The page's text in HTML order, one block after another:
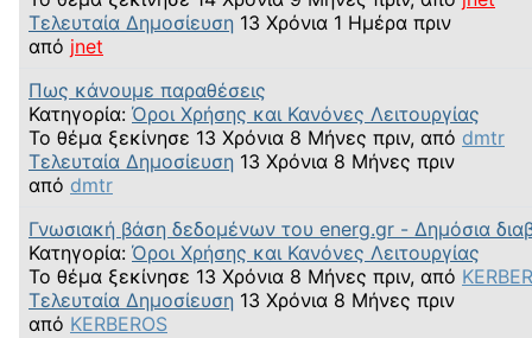
Τελευταία Δημοσίευση 13 Χρόνια 1 Ημέρα πριν
από jnet
Πως κάνουμε παραθέσεις
Κατηγορία: Όροι Χρήσης και Κανόνες Λειτουργίας
Το θέμα ξεκίνησε 13 Χρόνια 8 Μήνες πριν, από dmtr
Τελευταία Δημοσίευση 13 Χρόνια 8 Μήνες πριν
από dmtr
Γνωσιακή βάση δεδομένων του energ.gr - Δημόσια
Κατηγορία: Όροι Χρήσης και Κανόνες Λειτουργίας
Το θέμα ξεκίνησε 13 Χρόνια 8 Μήνες πριν, από
Τελευταία Δημοσίευση 13 Χρόνια 8 Μήνες πριν
από KERBEROS